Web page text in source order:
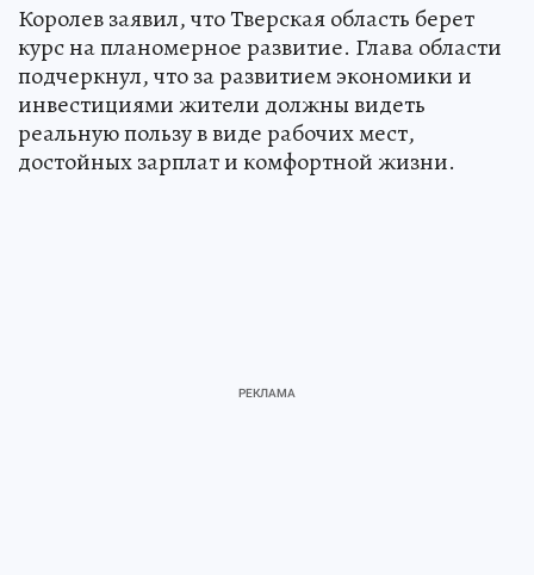
Королев заявил, что Тверская область берет
курс на планомерное развитие. Глава области
подчеркнул, что за развитием экономики и
инвестициями жители должны видеть
реальную пользу в виде рабочих мест,
достойных зарплат и комфортной жизни.